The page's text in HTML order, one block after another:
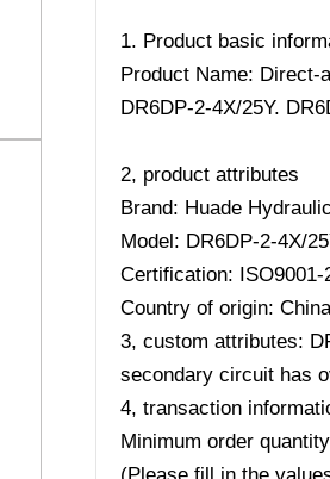
1. Product basic
Product Name: Direct-
DR6DP-2-4X/25Y.
2, product attributes
Brand: Huade Hydraulic
Model: DR6DP-2-4X/
Certification: ISO9001-
Country of origin: China
3, custom attributes:
secondary circuit has
4, transaction
Minimum order